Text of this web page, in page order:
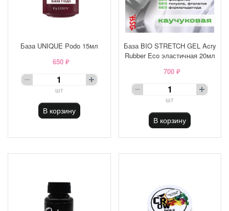
База UNIQUE Podo 15мл
650 ₽
шт
В корзину
База BIO STRETCH GEL Acry
Rubber Eco эластичная 20мл
700 ₽
шт
В корзину